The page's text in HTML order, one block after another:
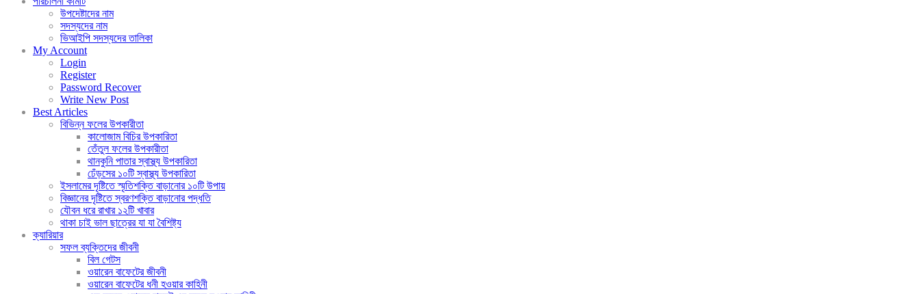
উপদেষ্টাদের নাম
সদস্যদের নাম
ভিআইপি সদস্যদের তালিকা
My Account
Login
Register
Password Recover
Write New Post
Best Articles
বিভিন্ন ফলের উপকারীতা
কালোজাম বিচির উপকারিতা
তেঁতুল ফলের উপকারীতা
থানকুনি পাতার স্বাস্থ্য উপকারিতা
ঢেঁড়সের ১০টি স্বাস্থ্য উপকারিতা
ইসলামের দৃষ্টিতে স্মৃতিশক্তি বাড়ানোর ১০টি উপায়
বিজ্ঞানের দৃষ্টিতে স্বরণশক্তি বাড়ানোর পদ্ধতি
যৌবন ধরে রাখার ১২টি খাবার
থাকা চাই ভাল ছাত্রের যা যা বৈশিষ্ট্য
ক্যারিয়ার
সফল ব্যক্তিদের জীবনী
বিল গেটস
ওয়ারেন বাফেটের জীবনী
ওয়ারেন বাফেটের ধনী হওয়ার কাহিনী